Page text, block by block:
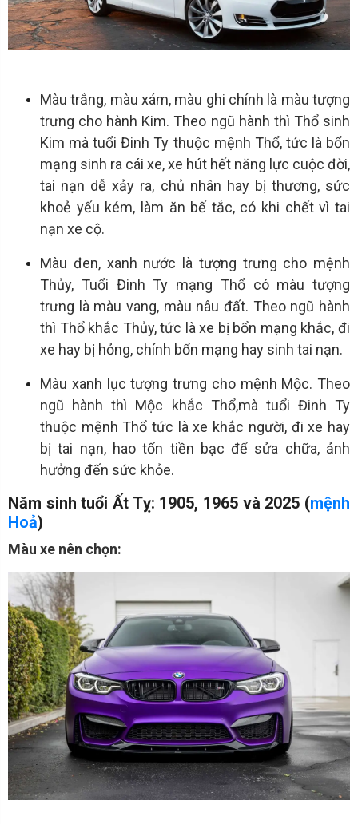
Màu trắng, màu xám, màu ghi chính là màu tượng
trưng cho hành Kim. Theo ngũ hành thì Thổ sinh
Kim mà tuổi Đinh Ty thuộc mệnh Thổ, tức là bổn
mạng sinh ra cái xe, xe hút hết năng lực cuộc đời,
tai nạn dễ xảy ra, chủ nhân hay bị thương, sức
khoẻ yếu kém, làm ăn bế tắc, có khi chết vì tai
nạn xe cộ.
Màu đen, xanh nước là tượng trưng cho mệnh
Thủy, Tuổi Đinh Ty mạng Thổ có màu tượng
trưng là màu vang, màu nâu đất. Theo ngũ hành
thì Thổ khắc Thủy, tức là xe bị bổn mạng khắc, đi
xe hay bị hỏng, chính bổn mạng hay sinh tai nạn.
Màu xanh lục tượng trưng cho mệnh Mộc. Theo
ngũ hành thì Mộc khắc Thổ,mà tuổi Đinh Ty
thuộc mệnh Thổ tức là xe khắc người, đi xe hay
bị tai nạn, hao tốn tiền bạc để sửa chữa, ảnh
hưởng đến sức khỏe.
Năm sinh tuổi Ất Tỵ: 1905, 1965 và 2025 (mệnh
Hoả)
Màu xe nên chọn: